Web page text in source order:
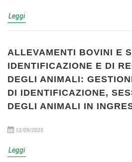
Leggi
ALLEVAMENTI BOVINI E
IDENTIFICAZIONE E DI
DEGLI ANIMALI:
DI IDENTIFICAZIONE,
DEGLI ANIMALI IN
12/09/2025
Leggi